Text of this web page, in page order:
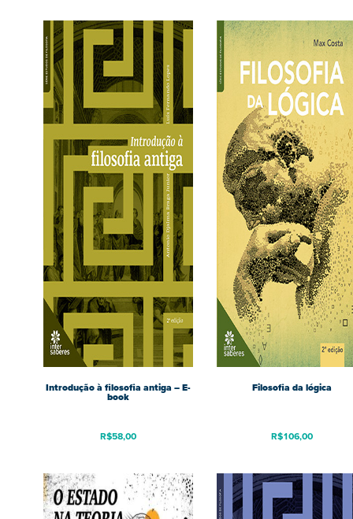
Introdução à filosofia antiga – E-
book
R$58,00
Filosofia da lógica
R$106,00